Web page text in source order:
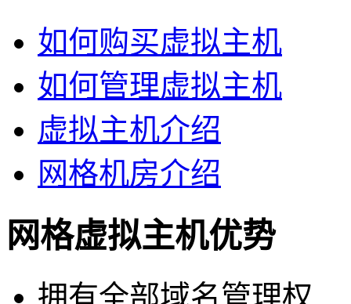
如何购买虚拟主机
如何管理虚拟主机
虚拟主机介绍
网格机房介绍
网格虚拟主机优势
拥有全部域名管理权